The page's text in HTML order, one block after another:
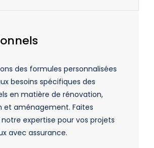
des formules personnalisées
besoins spécifiques des
en matière de rénovation,
et aménagement. Faites
expertise pour vos projets
avec assurance.